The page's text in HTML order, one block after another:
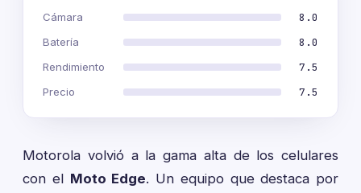
Cámara 8.0
Batería 8.0
Rendimiento 7.5
Precio 7.5
Motorola volvió a la gama alta de los celulares
con el Moto Edge. Un equipo que destaca por